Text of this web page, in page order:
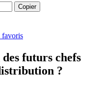
Copier
favoris
futurs chefs
?